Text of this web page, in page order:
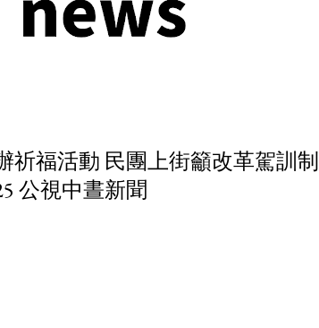
祈福活動 民團上街籲改革駕訓制
公視中晝新聞